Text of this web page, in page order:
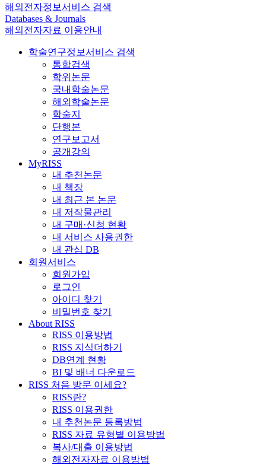
해외전자정보서비스 검색
Databases & Journals
해외전자자료 이용안내
학술연구정보서비스 검색
통합검색
학위논문
국내학술논문
해외학술논문
학술지
단행본
연구보고서
공개강의
MyRISS
내 추천논문
내 책장
내 최근 본 논문
내 저작물관리
내 구매·신청 현황
내 서비스 사용권한
내 관심 DB
회원서비스
회원가입
로그인
아이디 찾기
비밀번호 찾기
About RISS
RISS 이용방법
RISS 지식더하기
DB연계 현황
BI 및 배너 다운로드
RISS 처음 방문 이세요?
RISS란?
RISS 이용권한
내 추천논문 등록방법
RISS 자료 유형별 이용방법
복사/대출 이용방법
해외전자자료 이용방법